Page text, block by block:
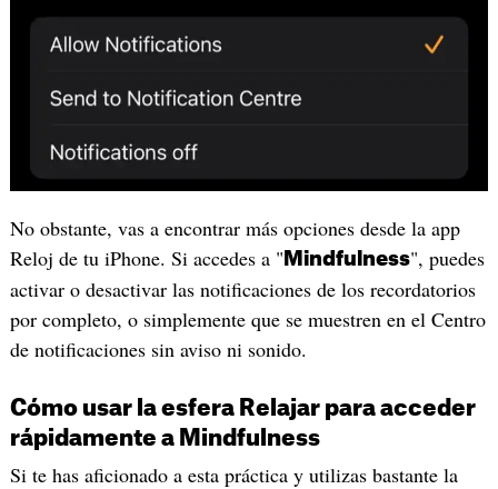
No obstante, vas a encontrar más opciones desde la app
Reloj de tu iPhone. Si accedes a " Mindfulness", puedes
activar o desactivar las notificaciones de los recordatorios
por completo, o simplemente que se muestren en el Centro
de notificaciones sin aviso ni sonido.
Cómo usar la esfera Relajar para acceder
rápidamente a Mindfulness
Si te has aficionado a esta práctica y utilizas bastante la